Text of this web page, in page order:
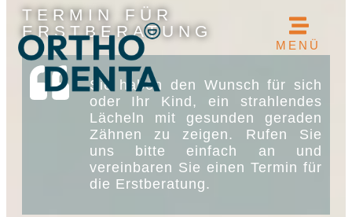
MENÜ
TERMIN FÜR
ERSTBERATUNG
Sie haben den Wunsch für sich
oder Ihr Kind, ein strahlendes
Lächeln mit gesunden geraden
Zähnen zu zeigen. Rufen Sie
uns bitte einfach an und
vereinbaren Sie einen Termin für
die Erstberatung.